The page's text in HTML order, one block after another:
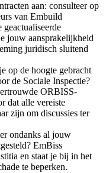
aan: consulteer op
van Embuild
jouw aansprakelijkheid
juridisch sluitend
op de hoogte gebracht
de Sociale Inspectie?
ORBISS-
dat alle vereiste
zijn om discussies ter
ondanks al jouw
EmBiss
en staat je bij in het
te beperken.